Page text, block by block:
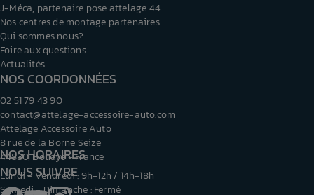
J-Méca, partenaire pose attelage 44
Nos centres de montage partenaires
Qui sommes nous?
Foire aux questions
Actualités
NOS COORDONNÉES
02 51 79 43 90
contact@attelage-accessoire-auto.com
Attelage Accessoire Auto
8 rue de la Borne Seize
44830, Bouaye - France
NOUS SUIVRE
NOS HORAIRES
Lundi - Vendredi : 9h-12h / 14h-18h
Samedi - Dimanche : Fermé